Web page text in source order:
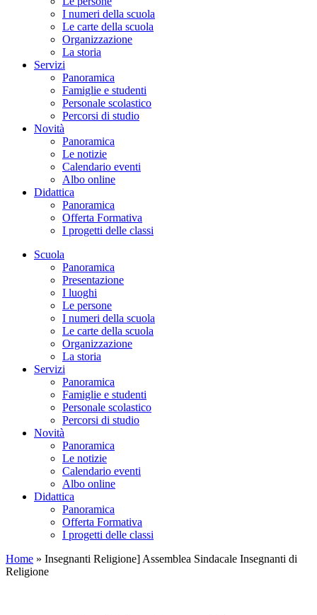
I numeri della scuola
Le carte della scuola
Organizzazione
La storia
Servizi
Panoramica
Famiglie e studenti
Personale scolastico
Percorsi di studio
Novità
Panoramica
Le notizie
Calendario eventi
Albo online
Didattica
Panoramica
Offerta Formativa
I progetti delle classi
Scuola
Panoramica
Presentazione
I luoghi
Le persone
I numeri della scuola
Le carte della scuola
Organizzazione
La storia
Servizi
Panoramica
Famiglie e studenti
Personale scolastico
Percorsi di studio
Novità
Panoramica
Le notizie
Calendario eventi
Albo online
Didattica
Panoramica
Offerta Formativa
I progetti delle classi
Home » Insegnanti Religione] Assemblea Sindacale Insegnanti di
Religione